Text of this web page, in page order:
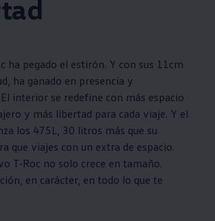
ha pegado el estirón. Y con sus 11cm
ha ganado en presencia y
interior se redefine con más espacio
y más libertad para cada viaje. Y el
los 475L, 30 litros más que su
que viajes con un extra de espacio.
T‑Roc no solo crece en tamaño.
en carácter, en todo lo que te